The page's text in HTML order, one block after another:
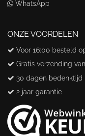
WhatsApp
ONZE VOORDELEN
Voor 16:00 besteld
Gratis verzending
30 dagen bedenktijd
2 jaar garantie